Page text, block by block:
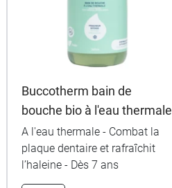
Buccotherm bain de
bouche bio à l'eau thermale
A l'eau thermale - Combat la
plaque dentaire et rafraîchit
l’haleine - Dès 7 ans